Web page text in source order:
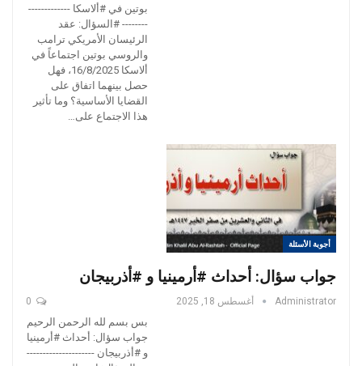
بوتين في #ألاسكا -------------
-------- #السؤال: عقد
الرئيسان الأمريكي ترامب
والروسي بوتين اجتماعاً في
ألاسكا 16/8/2025، فهل
حصل بينهما اتفاق على
القضايا الأساسية؟ وما تأثير
هذا الاجتماع على…
أجوبة الأسئلة
جواب سؤال: أحداث #أرمينيا و #أذربيجان
Administrator أغسطس 18, 2025
بس بسم لله الرحمن الرحيم
جواب سؤال: أحداث #أرمينيا
و #أذربيجان ---------------------